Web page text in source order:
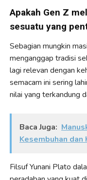
Apakah Gen Z
sesuatu yang
Sebagian mungkin
menganggap tradisi
lagi relevan dengan
semacam ini sering
nilai yang terkandung
Baca Juga:
Kesembuhan dan
Filsuf Yunani Plato